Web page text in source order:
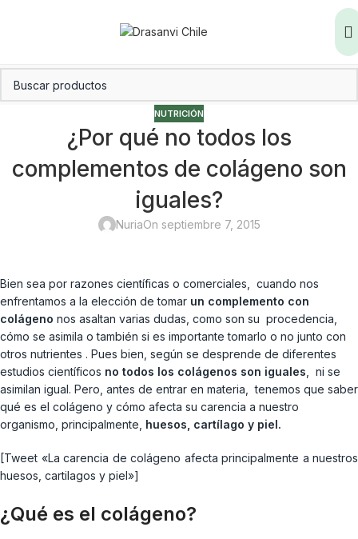
NUTRICIÓN
¿Por qué no todos los
complementos de colágeno son
iguales?
NuriaOn septiembre 7, 2015
Bien sea por razones científicas o comerciales, cuando nos
enfrentamos a la elección de tomar un complemento con
colágeno nos asaltan varias dudas, como son su procedencia,
cómo se asimila o también si es importante tomarlo o no junto con
otros nutrientes . Pues bien, según se desprende de diferentes
estudios científicos no todos los colágenos son iguales , ni se
asimilan igual. Pero, antes de entrar en materia, tenemos que saber
qué es el colágeno y cómo afecta su carencia a nuestro
organismo, principalmente, huesos, cartílago y piel.
[Tweet «La carencia de colágeno afecta principalmente a nuestros
huesos, cartilagos y piel»]
¿Qué es el colágeno?